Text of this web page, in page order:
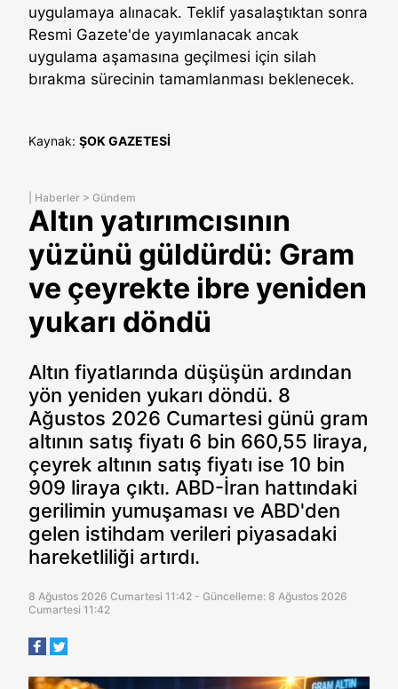
uygulamaya alınacak. Teklif yasalaştıktan sonra
Resmi Gazete'de yayımlanacak ancak
uygulama aşamasına geçilmesi için silah
bırakma sürecinin tamamlanması beklenecek.
Kaynak: ŞOK GAZETESİ
Haberler > Gündem
Altın yatırımcısının
yüzünü güldürdü: Gram
ve çeyrekte ibre yeniden
yukarı döndü
Altın fiyatlarında düşüşün ardından
yön yeniden yukarı döndü. 8
Ağustos 2026 Cumartesi günü gram
altının satış fiyatı 6 bin 660,55 liraya,
çeyrek altının satış fiyatı ise 10 bin
909 liraya çıktı. ABD-İran hattındaki
gerilimin yumuşaması ve ABD'den
gelen istihdam verileri piyasadaki
hareketliliği artırdı.
8 Ağustos 2026 Cumartesi 11:42 - Güncelleme: 8 Ağustos 2026
Cumartesi 11:42